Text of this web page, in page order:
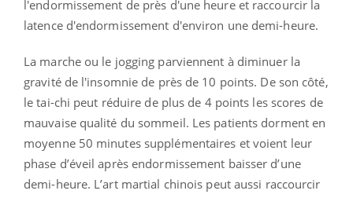
l'endormissement de près d'une heure et raccourcir la
latence d'endormissement d'environ une demi-heure.
La marche ou le jogging parviennent à diminuer la
gravité de l'insomnie de près de 10 points. De son côté,
le tai-chi peut réduire de plus de 4 points les scores de
mauvaise qualité du sommeil. Les patients dorment en
moyenne 50 minutes supplémentaires et voient leur
phase d’éveil après endormissement baisser d’une
demi-heure. L’art martial chinois peut aussi raccourcir